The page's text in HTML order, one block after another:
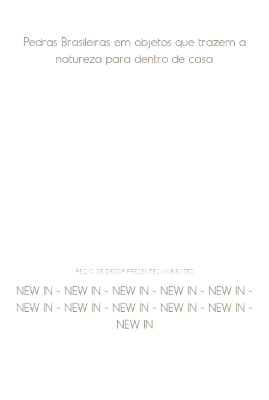
Pedras Brasileiras em objetos que trazem a
natureza para dentro de casa
PEÇAS DE DÉCOR PRESENTES AMBIENTES
NEW IN - NEW IN - NEW IN - NEW IN - NEW IN -
NEW IN - NEW IN - NEW IN - NEW IN - NEW IN -
NEW IN